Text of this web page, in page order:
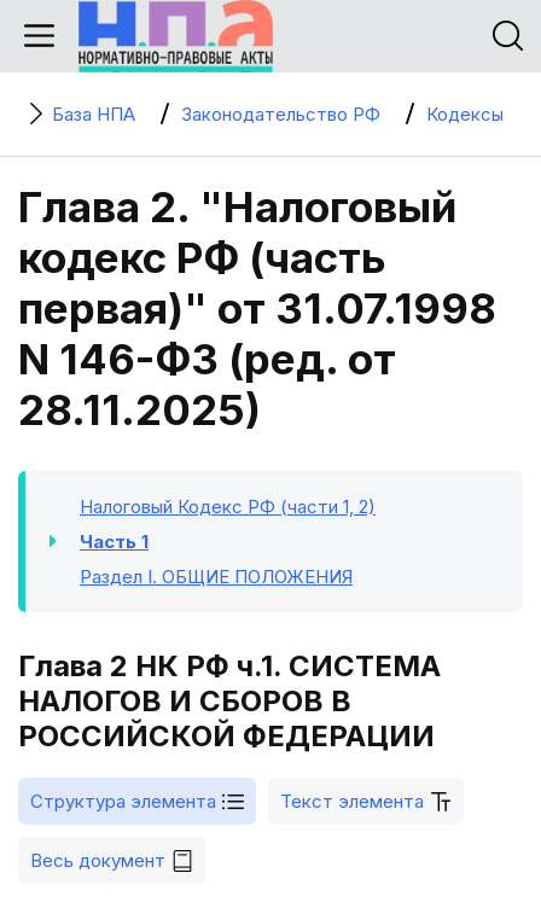
База НПА Законодательство РФ Кодексы
Глава 2. "Налоговый
кодекс РФ (часть
первая)" от 31.07.1998
N 146-ФЗ (ред. от
28.11.2025)
Налоговый Кодекс РФ (части 1, 2)
Часть 1
Раздел I. ОБЩИЕ ПОЛОЖЕНИЯ
Глава 2 НК РФ ч.1. СИСТЕМА
НАЛОГОВ И СБОРОВ В
РОССИЙСКОЙ ФЕДЕРАЦИИ
Структура элемента Текст элемента
Весь документ